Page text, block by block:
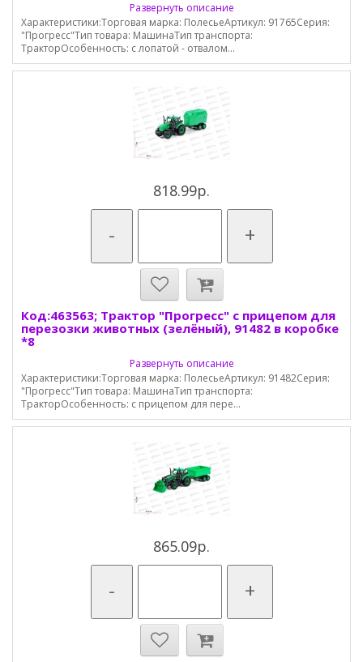
Развернуть описание
Характеристики:Торговая марка: ПолесьеАртикул: 91765Серия:
"Прогресс"Тип товара: МашинаТип транспорта:
ТракторОсобенность: с лопатой - отвалом...
818.99р.
- +
Код:463563; Трактор "Прогресс" с прицепом для
перезозки животных (зелёный), 91482 в коробке
*8
Развернуть описание
Характеристики:Торговая марка: ПолесьеАртикул: 91482Серия:
"Прогресс"Тип товара: МашинаТип транспорта:
ТракторОсобенность: с прицепом для пере...
865.09р.
- +